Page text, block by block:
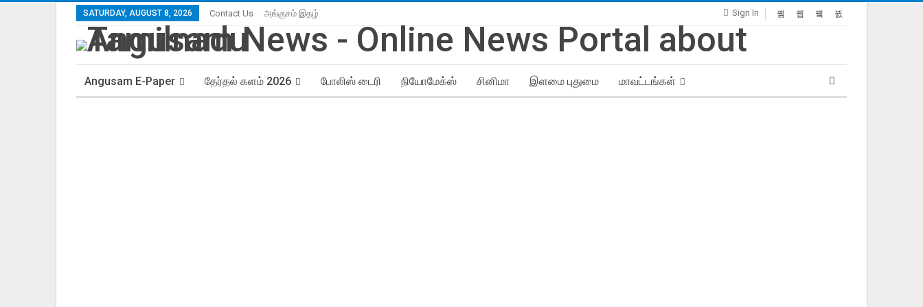
Sign In
SATURDAY, AUGUST 8, 2026 Contact Us அங்குசம் இதழ்
Angusam E-Paper தேர்தல் களம் 2026 போலிஸ் டைரி நியோமேக்ஸ் சினிமா இளமை புதுமை மாவட்டங்கள்